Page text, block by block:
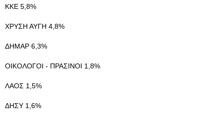
ΚΚΕ 5,8%
ΧΡΥΣΗ ΑΥΓΗ 4,8%
ΔΗΜΑΡ 6,3%
ΟΙΚΟΛΟΓΟΙ - ΠΡΑΣΙΝΟΙ 1,8%
ΛΑΟΣ 1,5%
ΔΗΣΥ 1,6%